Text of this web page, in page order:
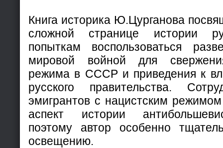
Книга историка Ю.Цурганова
сложной странице истории
попыткам воспользоваться
мировой войной для
режима в СССР и приведения к
русского правительства.
эмигрантов с нацистским
аспект истории
поэтому автор особенно
освещению.